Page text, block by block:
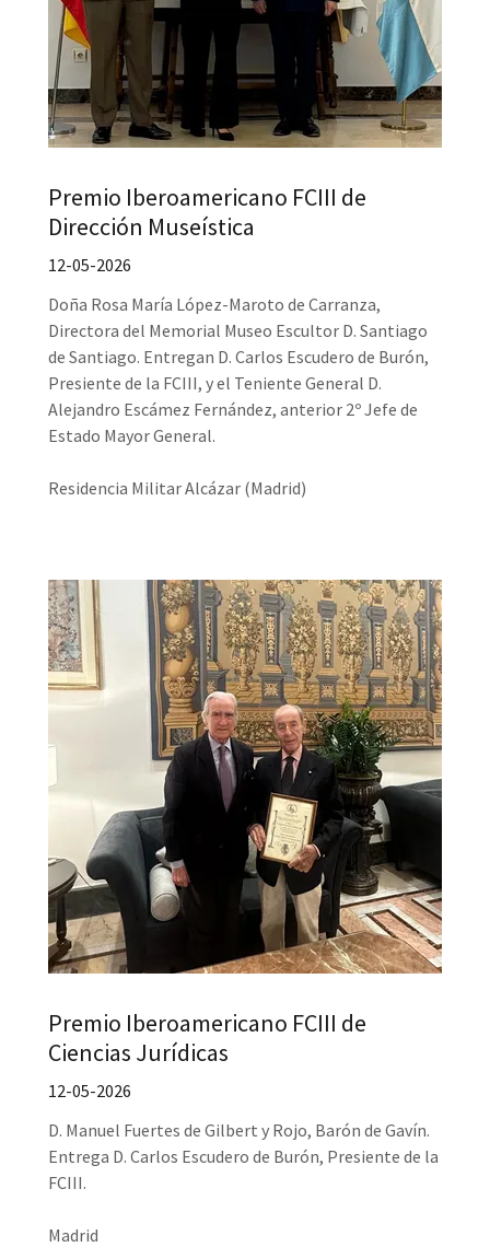
Premio Iberoamericano FCIII de
Dirección Museística
12-05-2026
Doña Rosa María López-Maroto de Carranza,
Directora del Memorial Museo Escultor D. Santiago
de Santiago. Entregan D. Carlos Escudero de Burón,
Presiente de la FCIII, y el Teniente General D.
Alejandro Escámez Fernández, anterior 2º Jefe de
Estado Mayor General.
Residencia Militar Alcázar (Madrid)
Premio Iberoamericano FCIII de
Ciencias Jurídicas
12-05-2026
D. Manuel Fuertes de Gilbert y Rojo, Barón de Gavín.
Entrega D. Carlos Escudero de Burón, Presiente de la
FCIII.
Madrid